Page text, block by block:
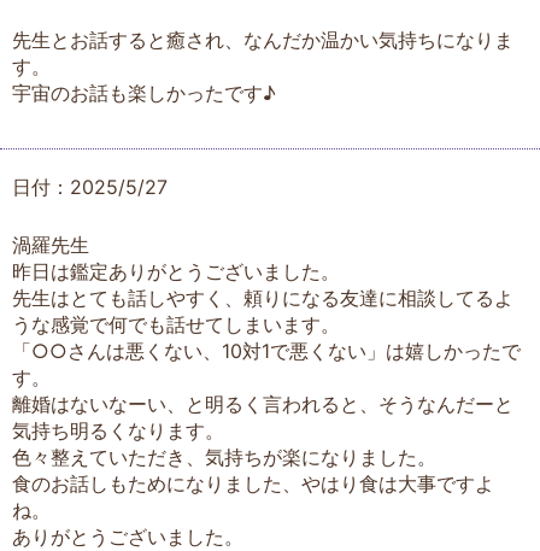
先生とお話すると癒され、なんだか温かい気持ちになりま
す。
宇宙のお話も楽しかったです♪
日付：2025/5/27
渦羅先生
昨日は鑑定ありがとうございました。
先生はとても話しやすく、頼りになる友達に相談してるよ
うな感覚で何でも話せてしまいます。
「○○さんは悪くない、10対1で悪くない」は嬉しかったで
す。
離婚はないなーい、と明るく言われると、そうなんだーと
気持ち明るくなります。
色々整えていただき、気持ちが楽になりました。
食のお話しもためになりました、やはり食は大事ですよ
ね。
ありがとうございました。